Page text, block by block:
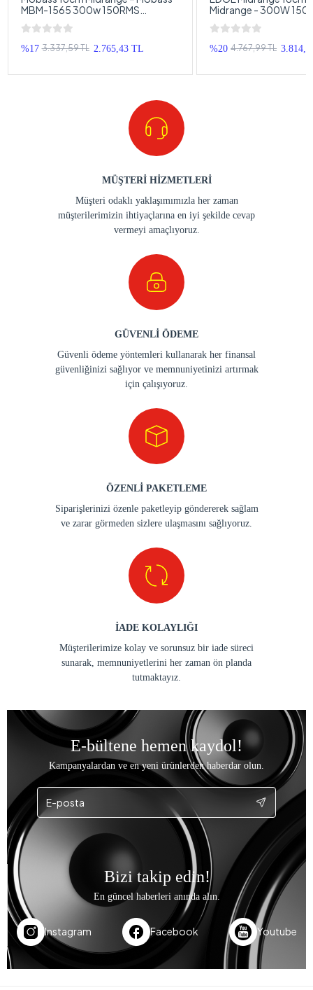
MBM-1565 300w 150RMS
Midrange - Kurşun Göbek Pro
Midrange
%17 3.337,59 TL 2.765,43 TL
Midrange - 300W
16cm Midrange
PRO6X Midrange 16cm
%20 4.767,99 TL
MÜŞTERİ HİZMETLERİ
Müşteri odaklı yaklaşımımızla her zaman
müşterilerimizin ihtiyaçlarına en iyi şekilde cevap
vermeyi amaçlıyoruz.
GÜVENLİ ÖDEME
Güvenli ödeme yöntemleri kullanarak her finansal
güvenliğinizi sağlıyor ve memnuniyetinizi artırmak
için çalışıyoruz.
ÖZENLİ PAKETLEME
Siparişlerinizi özenle paketleyip göndererek sağlam
ve zarar görmeden sizlere ulaşmasını sağlıyoruz.
İADE KOLAYLIĞI
Müşterilerimize kolay ve sorunsuz bir iade süreci
sunarak, memnuniyetlerini her zaman ön planda
tutmaktayız.
E-bültene hemen kaydol!
Kampanyalardan ve en yeni ürünlerden haberdar olun.
Bizi takip edin!
En güncel haberleri anında alın.
Instagram Facebook Youtube